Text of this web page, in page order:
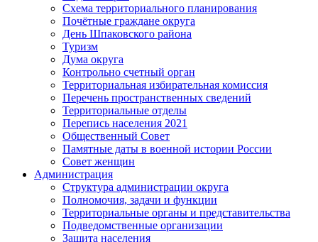
Схема территориального планирования
Почётные граждане округа
День Шпаковского района
Туризм
Дума округа
Контрольно счетный орган
Территориальная избирательная комиссия
Перечень пространственных сведений
Территориальные отделы
Перепись населения 2021
Общественный Совет
Памятные даты в военной истории России
Совет женщин
Администрация
Структура администрации округа
Полномочия, задачи и функции
Территориальные органы и представительства
Подведомственные организации
Защита населения